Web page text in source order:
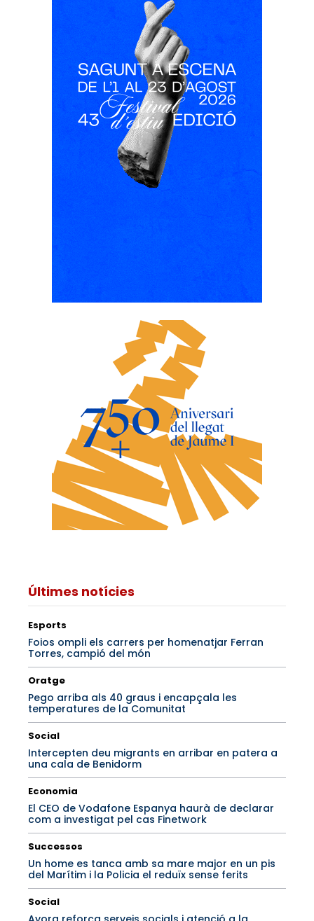
Últimes notícies
Esports
Foios ompli els carrers per homenatjar Ferran
Torres, campió del món
Oratge
Pego arriba als 40 graus i encapçala les
temperatures de la Comunitat
Social
Intercepten deu migrants en arribar en patera a
una cala de Benidorm
Economia
El CEO de Vodafone Espanya haurà de declarar
com a investigat pel cas Finetwork
Successos
Un home es tanca amb sa mare major en un pis
del Marítim i la Policia el reduïx sense ferits
Social